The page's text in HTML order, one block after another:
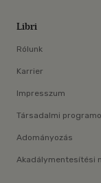
Libri
Rólunk
Karrier
Impresszum
Társadalmi
Adományozás
Akadálymentesítési